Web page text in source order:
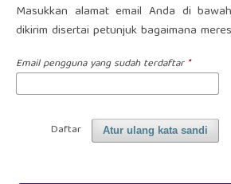
Masukkan alamat email Anda di
dikirim disertai petunjuk bagaimana
Email pengguna yang sudah terdaftar *
Atur ulang kata sandi
Daftar